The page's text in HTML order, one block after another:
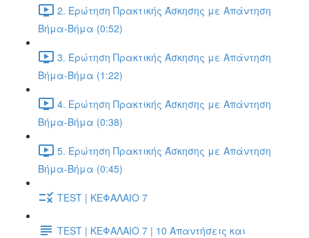
2. Ερώτηση Πρακτικής Άσκησης με Απάντηση
Βήμα-Βήμα (0:52)
3. Ερώτηση Πρακτικής Άσκησης με Απάντηση
Βήμα-Βήμα (1:22)
4. Ερώτηση Πρακτικής Άσκησης με Απάντηση
Βήμα-Βήμα (0:38)
5. Ερώτηση Πρακτικής Άσκησης με Απάντηση
Βήμα-Βήμα (0:45)
TEST | ΚΕΦΑΛΑΙΟ 7
TEST | ΚΕΦΑΛΑΙΟ 7 | 10 Απαντήσεις και